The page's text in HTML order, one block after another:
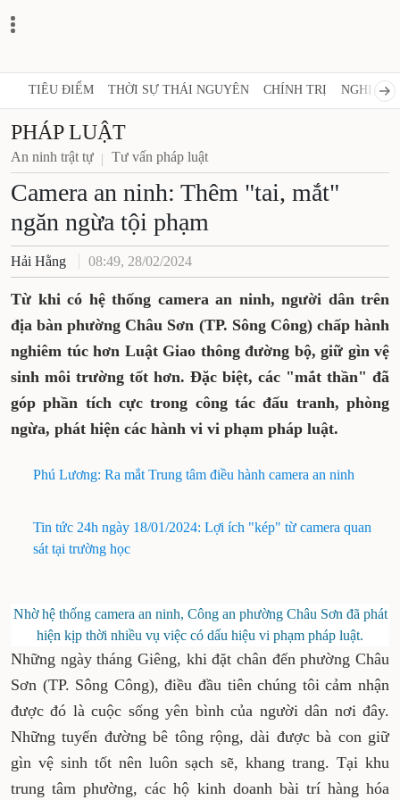
TIÊU ĐIỂM THỜI SỰ THÁI NGUYÊN CHÍNH TRỊ NGHỊ
PHÁP LUẬT
An ninh trật tự Tư vấn pháp luật
Camera an ninh: Thêm "tai, mắt"
ngăn ngừa tội phạm
Hải Hằng 08:49, 28/02/2024
Từ khi có hệ thống camera an ninh, người dân trên
địa bàn phường Châu Sơn (TP. Sông Công) chấp hành
nghiêm túc hơn Luật Giao thông đường bộ, giữ gìn vệ
sinh môi trường tốt hơn. Đặc biệt, các "mắt thần" đã
góp phần tích cực trong công tác đấu tranh, phòng
ngừa, phát hiện các hành vi vi phạm pháp luật.
Phú Lương: Ra mắt Trung tâm điều hành camera an ninh
Tin tức 24h ngày 18/01/2024: Lợi ích "kép" từ camera quan
sát tại trường học
Nhờ hệ thống camera an ninh, Công an phường Châu Sơn đã phát
hiện kịp thời nhiều vụ việc có dấu hiệu vi phạm pháp luật.
Những ngày tháng Giêng, khi đặt chân đến phường Châu
Sơn (TP. Sông Công), điều đầu tiên chúng tôi cảm nhận
được đó là cuộc sống yên bình của người dân nơi đây.
Những tuyến đường bê tông rộng, dài được bà con giữ
gìn vệ sinh tốt nên luôn sạch sẽ, khang trang. Tại khu
trung tâm phường, các hộ kinh doanh bài trí hàng hóa